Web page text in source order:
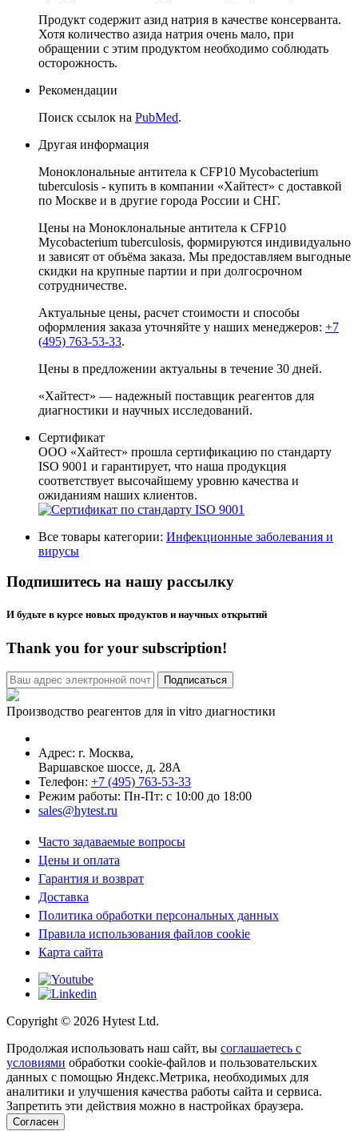
Продукт содержит азид натрия в качестве консерванта.
Хотя количество азида натрия очень мало, при
обращении с этим продуктом необходимо соблюдать
осторожность.
Рекомендации
Поиск ссылок на PubMed.
Другая информация
Моноклональные антитела к CFP10 Mycobacterium
tuberculosis - купить в компании «Хайтест» с доставкой
по Москве и в другие города России и СНГ.
Цены на Моноклональные антитела к CFP10
Mycobacterium tuberculosis, формируются индивидуально
и зависят от объёма заказа. Мы предоставляем выгодные
скидки на крупные партии и при долгосрочном
сотрудничестве.
Актуальные цены, расчет стоимости и способы
оформления заказа уточняйте у наших менеджеров: +7
(495) 763-53-33.
Цены в предложении актуальны в течение 30 дней.
«Хайтест» — надежный поставщик реагентов для
диагностики и научных исследований.
Сертификат
ООО «Хайтест» прошла сертификацию по стандарту
ISO 9001 и гарантирует, что наша продукция
соответствует высочайшему уровню качества и
ожиданиям наших клиентов.
Все товары категории: Инфекционные заболевания и
вирусы
Подпишитесь на нашу рассылку
И будьте в курсе новых продуктов и научных открытий
Thank you for your subscription!
Производство реагентов для in vitro диагностики
Адрес: г. Москва,
Варшавское шоссе, д. 28А
Телефон: +7 (495) 763-53-33
Режим работы: Пн-Пт: с 10:00 до 18:00
sales@hytest.ru
Часто задаваемые вопросы
Цены и оплата
Гарантия и возврат
Доставка
Политика обработки персональных данных
Правила использования файлов cookie
Карта сайта
Copyright © 2026 Hytest Ltd.
Продолжая использовать наш сайт, вы соглашаетесь с
условиями обработки cookie-файлов и пользовательских
данных с помощью Яндекс.Метрика, необходимых для
аналитики и улучшения качества работы сайта и сервиса.
Запретить эти действия можно в настройках браузера.
Согласен